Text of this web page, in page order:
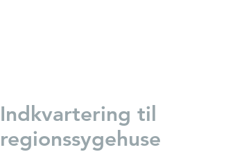
Indkvartering til
regionssygehuse